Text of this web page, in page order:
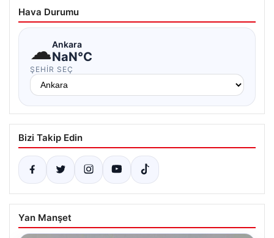
Hava Durumu
☁Ankara
NaN°C
ŞEHIR SEÇ
Bizi Takip Edin
Yan Manşet